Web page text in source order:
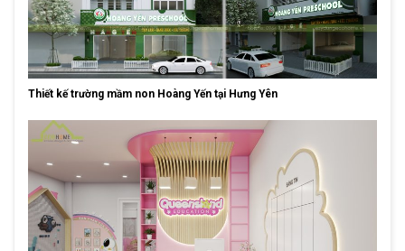
Thiết kế trường mầm non Hoàng Yến tại Hưng Yên